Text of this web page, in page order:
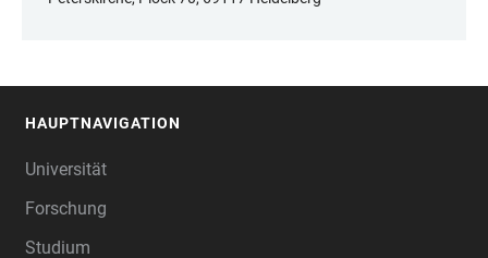
HAUPTNAVIGATION
Universität
Forschung
Studium